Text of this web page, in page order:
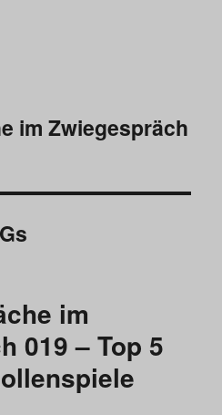
im Zwiegespräch
im
019 – Top 5